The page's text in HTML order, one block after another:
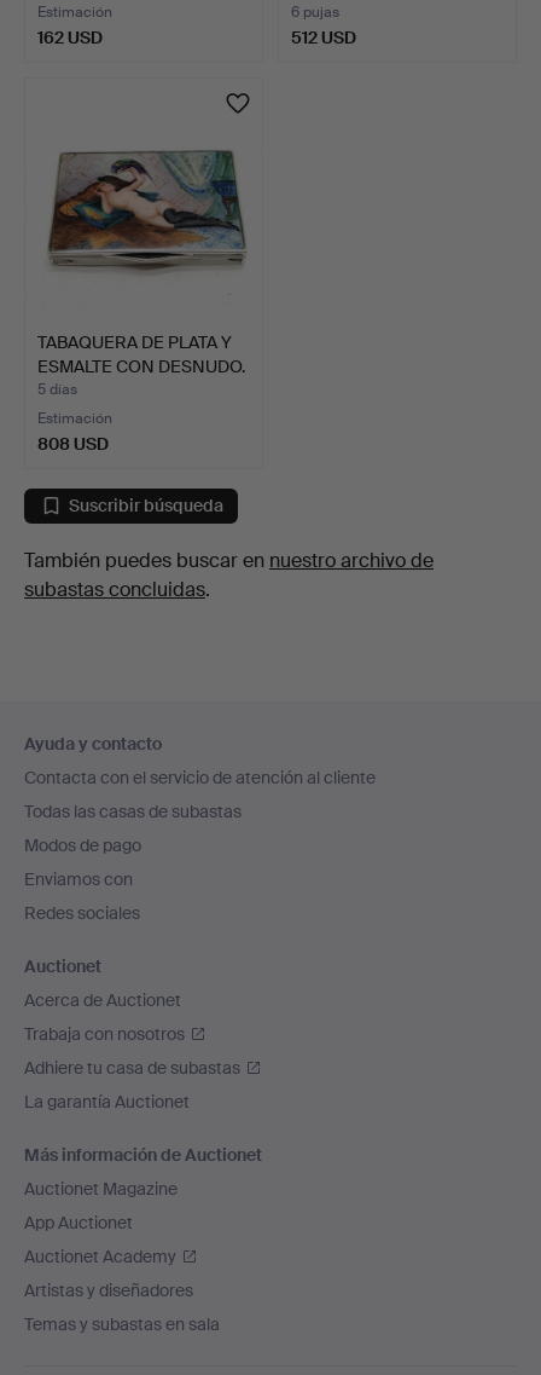
Estimación
162 USD
6 pujas
512 USD
TABAQUERA DE PLATA Y
ESMALTE CON DESNUDO.
5 días
Estimación
808 USD
Suscribir búsqueda
También puedes buscar en nuestro archivo de
subastas concluidas.
en
el
pie
de
página
Ayuda y contacto
Contacta con el servicio de atención al cliente
Todas las casas de subastas
Modos de pago
Enviamos con
Redes sociales
Auctionet
Acerca de Auctionet
Trabaja con nosotros
Adhiere tu casa de subastas
La garantía Auctionet
Más información de Auctionet
Auctionet Magazine
App Auctionet
Auctionet Academy
Artistas y diseñadores
Temas y subastas en sala